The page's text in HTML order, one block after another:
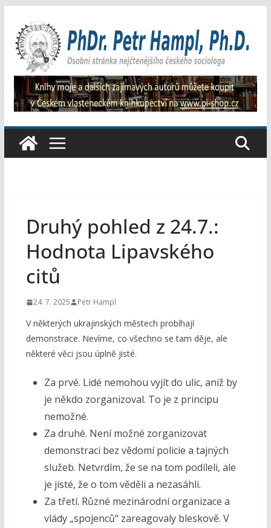
obsah
Druhý pohled z 24.7.:
Hodnota Lipavského
citů
24. 7. 2025 Petr Hampl
V některých ukrajinských městech probíhají
demonstrace. Nevíme, co všechno se tam děje, ale
některé věci jsou úplně jisté.
Za prvé. Lidé nemohou vyjít do ulic, aniž by
je někdo zorganizoval. To je z principu
nemožné.
Za druhé. Není možné zorganizovat
demonstraci bez vědomí policie a tajných
služeb. Netvrdím, že se na tom podíleli, ale
je jisté, že o tom věděli a nezasáhli.
Za třetí. Různé mezinárodní organizace a
vlády „spojenců“ zareagovaly bleskově. V